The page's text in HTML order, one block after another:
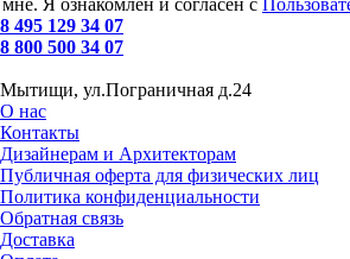
8 495 129 34 07
8 800 500 34 07
Мытищи, ул.Пограничная д.24
О нас
Контакты
Дизайнерам и Архитекторам
Публичная оферта для физических лиц
Политика конфиденциальности
Обратная связь
Доставка